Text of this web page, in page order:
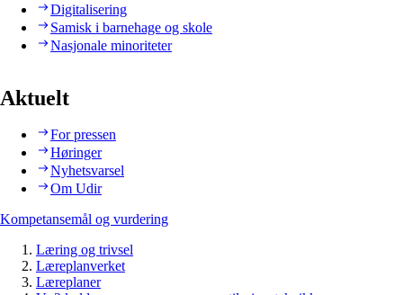
Digitalisering
Samisk i barnehage og skole
Nasjonale minoriteter
Aktuelt
For pressen
Høringer
Nyhetsvarsel
Om Udir
Kompetansemål og vurdering
Læring og trivsel
Læreplanverket
Læreplaner